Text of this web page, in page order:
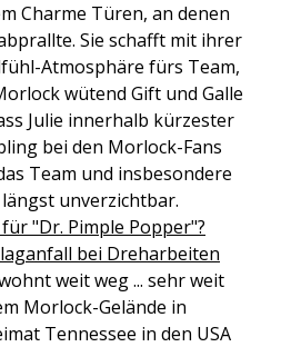
Charme Türen, an denen
Sie schafft mit ihrer
Atmosphäre fürs Team,
wütend Gift und Galle
Julie innerhalb kürzester
bei den Morlock-Fans
Team und insbesondere
unverzichtbar.
"Dr. Pimple Popper"?
bei Dreharbeiten
weit weg ... sehr weit
Morlock-Gelände in
Tennessee in den USA